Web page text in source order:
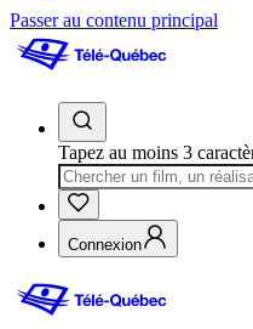
Passer au contenu principal
Tapez au moins 3
Connexion